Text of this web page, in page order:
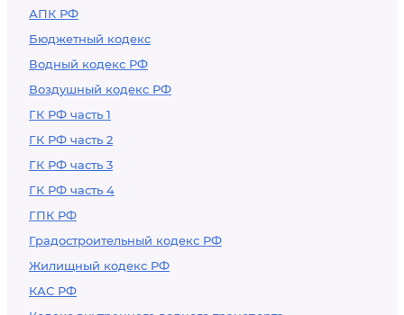
АПК РФ
Бюджетный кодекс
Водный кодекс РФ
Воздушный кодекс РФ
ГК РФ часть 1
ГК РФ часть 2
ГК РФ часть 3
ГК РФ часть 4
ГПК РФ
Градостроительный кодекс РФ
Жилищный кодекс РФ
КАС РФ